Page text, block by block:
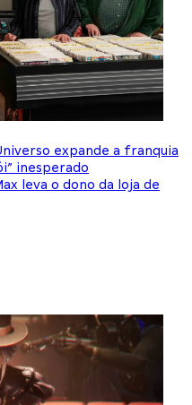
expande a franquia
inesperado
leva o dono da loja de